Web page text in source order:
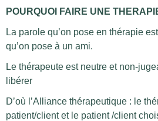
POURQUOI FAIRE UNE
La parole qu’on pose en thérapie
qu’on pose à un ami.
Le thérapeute est neutre et non-
libérer
D’où l’Alliance thérapeutique : le
patient/client et le patient /client